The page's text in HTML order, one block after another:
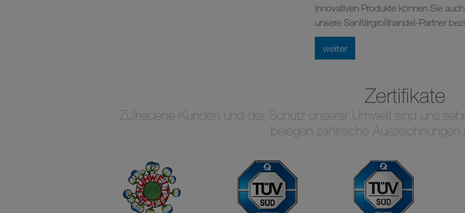
innovativen Produkte können Sie
unsere Sanitärgroßhandel-Partner
weiter
Zertifikate
Zufriedene Kunden und der Schutz unserer Umwelt sind uns
belegen zahlreiche Auszeichnungen